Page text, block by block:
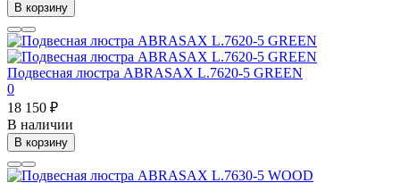
В корзину
Подвесная люстра ABRASAX L.7620-5 GREEN
0
18 150 ₽
В наличии
В корзину